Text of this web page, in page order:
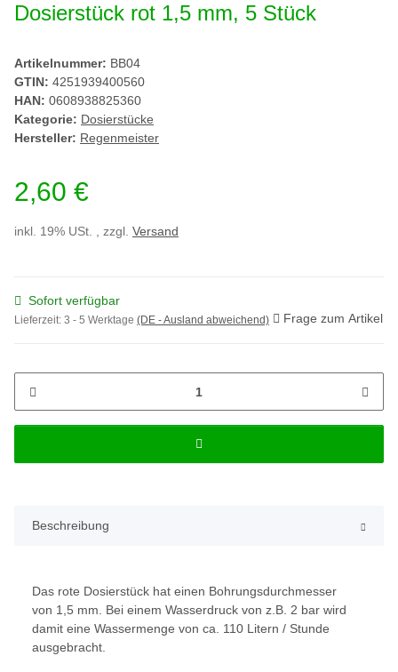
Dosierstück rot 1,5 mm, 5 Stück
Artikelnummer: BB04
GTIN: 4251939400560
HAN: 0608938825360
Kategorie: Dosierstücke
Hersteller: Regenmeister
2,60 €
inkl. 19% USt. , zzgl. Versand
Sofort verfügbar
Lieferzeit: 3 - 5 Werktage (DE - Ausland abweichend) Frage zum Artikel
Beschreibung
Das rote Dosierstück hat einen Bohrungsdurchmesser
von 1,5 mm. Bei einem Wasserdruck von z.B. 2 bar wird
damit eine Wassermenge von ca. 110 Litern / Stunde
ausgebracht.